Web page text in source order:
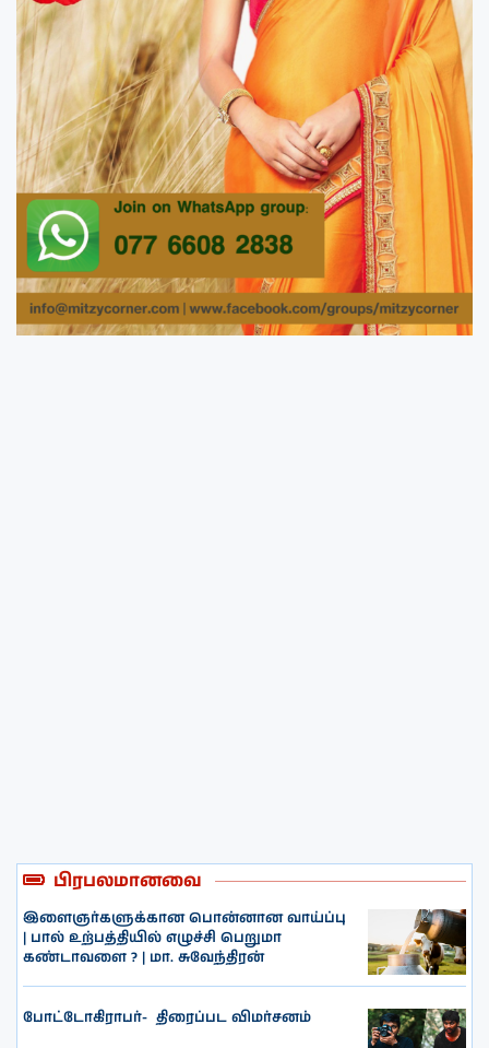
பிரபலமானவை
இளைஞர்களுக்கான பொன்னான வாய்ப்பு
| பால் உற்பத்தியில் எழுச்சி பெறுமா
கண்டாவளை ? | மா. சுவேந்திரன்
போட்டோகிராபர்- ‌ திரைப்பட விமர்சனம்